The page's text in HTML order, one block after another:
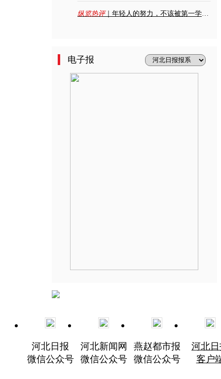
纵览热评｜年轻人的努力，不该被第一学历抹杀
电子报
河北日报
微信公众号
河北新闻网
微信公众号
燕赵都市报
微信公众号
河北
客户